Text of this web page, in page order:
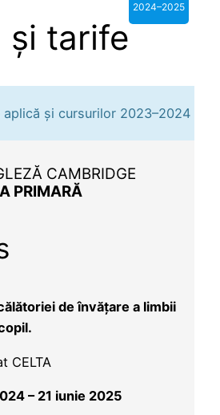
și tarife
2024–2025
și cursurilor 2023–2024
CAMBRIDGE
PRIMARĂ
de învățare a limbii
CELTA
– 21 iunie 2025